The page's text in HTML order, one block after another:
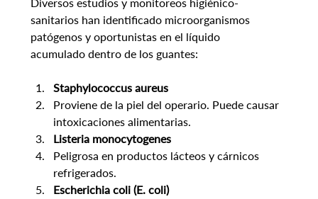
sanitarios han identificado microorganismos
patógenos y oportunistas en el líquido
acumulado dentro de los guantes:
Staphylococcus aureus
Proviene de la piel del operario. Puede causar
intoxicaciones alimentarias.
Listeria monocytogenes
Peligrosa en productos lácteos y cárnicos
refrigerados.
Escherichia coli (E. coli)